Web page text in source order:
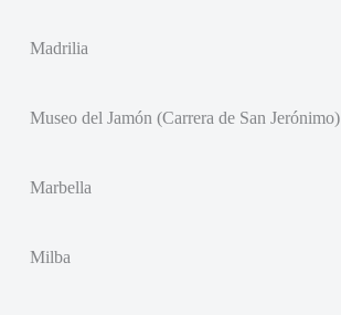
Madrilia
Museo del Jamón (Carrera de San Jerónimo)
Marbella
Milba